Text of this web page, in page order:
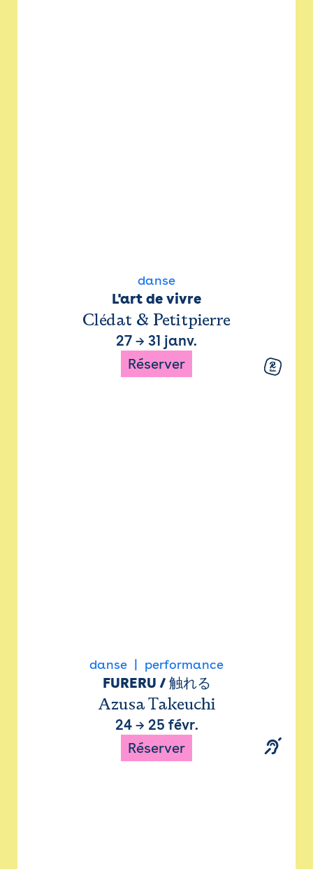
danse
L'art de vivre
Clédat & Petitpierre
27 → 31 janv.
Réserver
danse performance
FURERU / 触れる
Azusa Takeuchi
24→ 25 févr.
Réserver